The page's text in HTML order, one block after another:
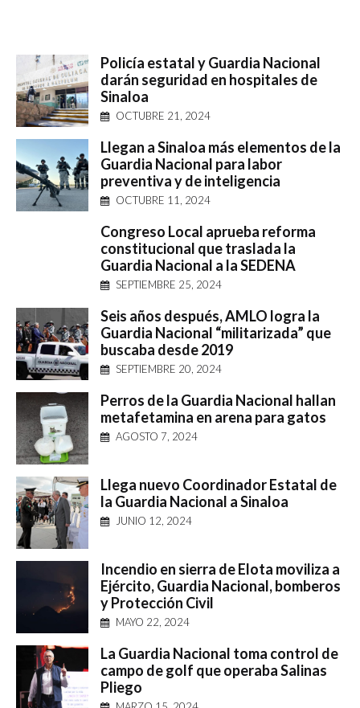
Policía estatal y Guardia Nacional
darán seguridad en hospitales de
Sinaloa
OCTUBRE 21, 2024
Llegan a Sinaloa más elementos de la
Guardia Nacional para labor
preventiva y de inteligencia
OCTUBRE 11, 2024
Congreso Local aprueba reforma
constitucional que traslada la
Guardia Nacional a la SEDENA
SEPTIEMBRE 25, 2024
Seis años después, AMLO logra la
Guardia Nacional “militarizada” que
buscaba desde 2019
SEPTIEMBRE 20, 2024
Perros de la Guardia Nacional hallan
metafetamina en arena para gatos
AGOSTO 7, 2024
Llega nuevo Coordinador Estatal de
la Guardia Nacional a Sinaloa
JUNIO 12, 2024
Incendio en sierra de Elota moviliza a
Ejército, Guardia Nacional, bomberos
y Protección Civil
MAYO 22, 2024
La Guardia Nacional toma control de
campo de golf que operaba Salinas
Pliego